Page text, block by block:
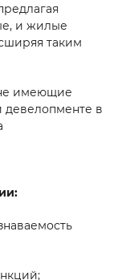
и жилые
таким
имеющие
девелопменте в